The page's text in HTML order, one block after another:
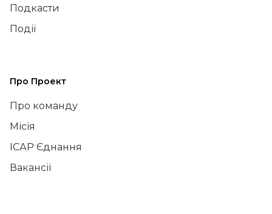
Подкасти
Події
Про Проект
Про команду
Місія
ІСАР Єднання
Вакансії